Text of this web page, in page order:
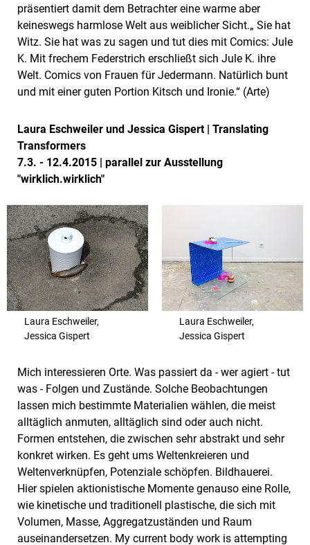
präsentiert damit dem Betrachter eine warme aber
keineswegs harmlose Welt aus weiblicher Sicht.„ Sie hat
Witz. Sie hat was zu sagen und tut dies mit Comics: Jule
K. Mit frechem Federstrich erschließt sich Jule K. ihre
Welt. Comics von Frauen für Jedermann. Natürlich bunt
und mit einer guten Portion Kitsch und Ironie.“ (Arte)
Laura Eschweiler und Jessica Gispert | Translating
Transformers
7.3. - 12.4.2015 | parallel zur Ausstellung
"wirklich.wirklich"
Laura Eschweiler,
Jessica Gispert
Laura Eschweiler,
Jessica Gispert
Mich interessieren Orte. Was passiert da - wer agiert - tut
was - Folgen und Zustände. Solche Beobachtungen
lassen mich bestimmte Materialien wählen, die meist
alltäglich anmuten, alltäglich sind oder auch nicht.
Formen entstehen, die zwischen sehr abstrakt und sehr
konkret wirken. Es geht ums Weltenkreieren und
Weltenverknüpfen, Potenziale schöpfen. Bildhauerei.
Hier spielen aktionistische Momente genauso eine Rolle,
wie kinetische und traditionell plastische, die sich mit
Volumen, Masse, Aggregatzuständen und Raum
auseinandersetzen. My current body work is attempting